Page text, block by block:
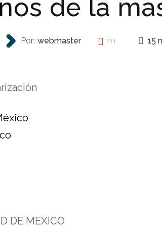
de la
Por: webmaster 111 15
DE MEXICO